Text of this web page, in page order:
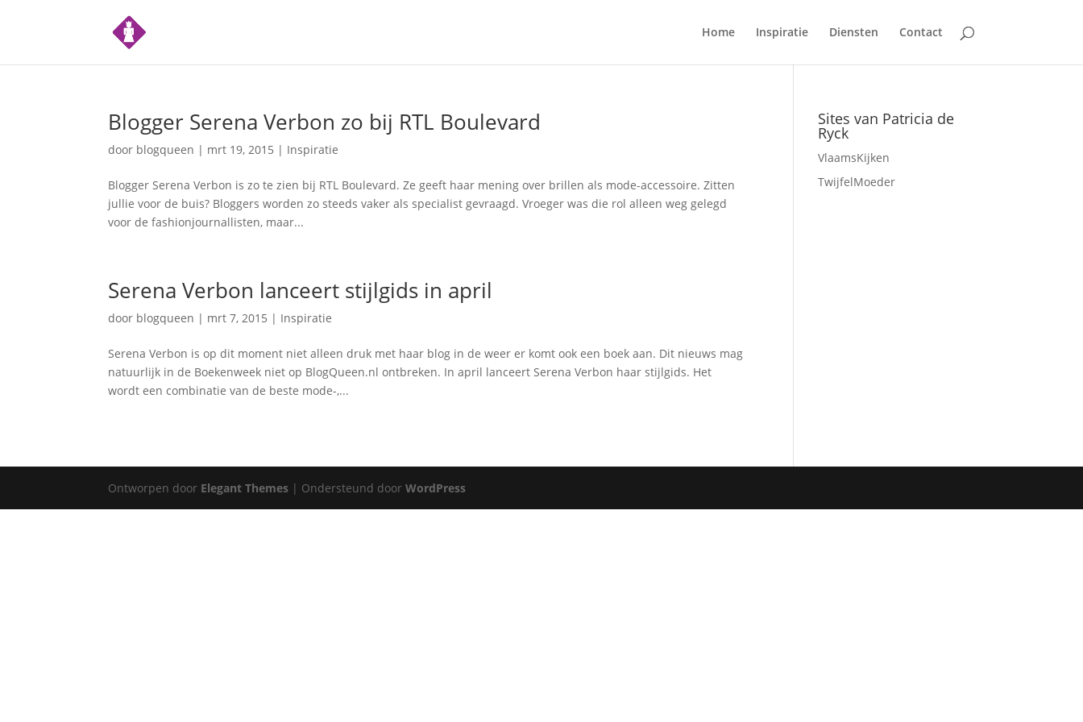
Home Inspiratie Diensten Contact
Blogger Serena Verbon zo bij RTL Boulevard
door blogqueen | mrt 19, 2015 | Inspiratie
Blogger Serena Verbon is zo te zien bij RTL Boulevard. Ze geeft haar mening over brillen als mode-accessoire. Zitten
jullie voor de buis? Bloggers worden zo steeds vaker als specialist gevraagd. Vroeger was die rol alleen weg gelegd
voor de fashionjournallisten, maar...
Serena Verbon lanceert stijlgids in april
door blogqueen | mrt 7, 2015 | Inspiratie
Serena Verbon is op dit moment niet alleen druk met haar blog in de weer er komt ook een boek aan. Dit nieuws mag
natuurlijk in de Boekenweek niet op BlogQueen.nl ontbreken. In april lanceert Serena Verbon haar stijlgids. Het
wordt een combinatie van de beste mode-,...
Sites van Patricia de
Ryck
VlaamsKijken
TwijfelMoeder
Ontworpen door Elegant Themes | Ondersteund doorWordPress